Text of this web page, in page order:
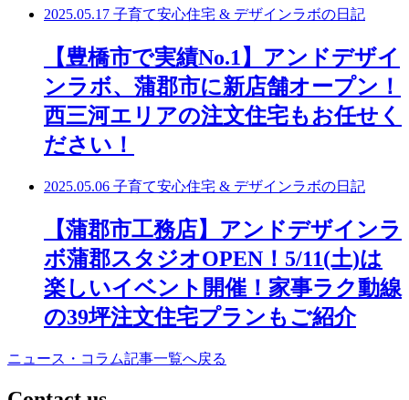
2025.05.17 子育て安心住宅 & デザインラボの日記
【豊橋市で実績No.1】アンドデザイ
ンラボ、蒲郡市に新店舗オープン！
西三河エリアの注文住宅もお任せく
ださい！
2025.05.06 子育て安心住宅 & デザインラボの日記
【蒲郡市工務店】アンドデザインラ
ボ蒲郡スタジオOPEN！5/11(土)は
楽しいイベント開催！家事ラク動線
の39坪注文住宅プランもご紹介
ニュース・コラム記事一覧へ戻る